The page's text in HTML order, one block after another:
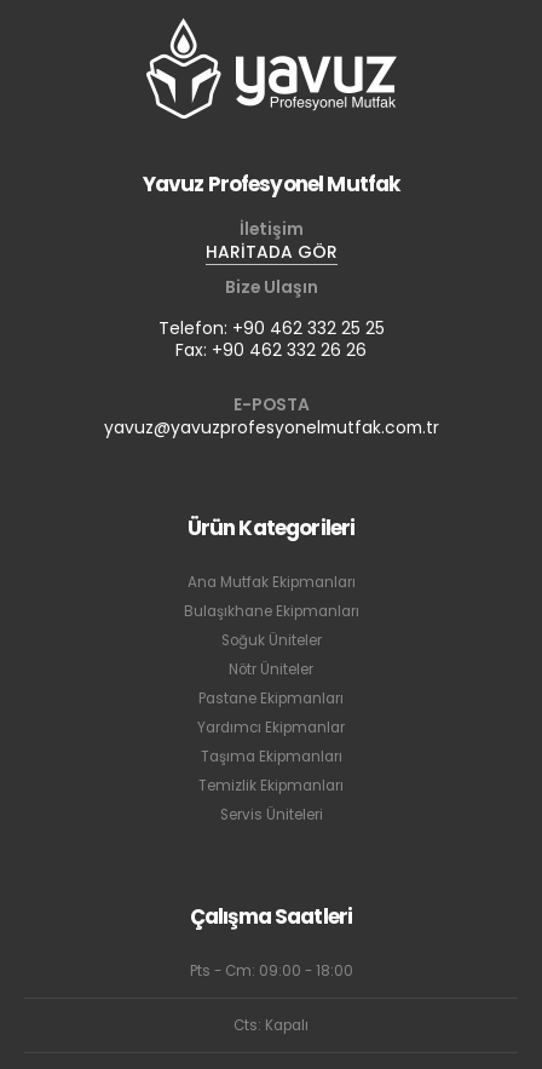
Yavuz Profesyonel Mutfak
İletişim
HARİTADA GÖR
Bize Ulaşın
Telefon: +90 462 332 25 25
Fax: +90 462 332 26 26
E-POSTA
yavuz@yavuzprofesyonelmutfak.com.tr
Ürün Kategorileri
Ana Mutfak Ekipmanları
Bulaşıkhane Ekipmanları
Soğuk Üniteler
Nötr Üniteler
Pastane Ekipmanları
Yardımcı Ekipmanlar
Taşıma Ekipmanları
Temizlik Ekipmanları
Servis Üniteleri
Çalışma Saatleri
Pts - Cm: 09:00 - 18:00
Cts: Kapalı